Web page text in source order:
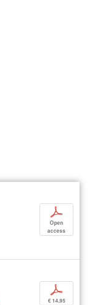
p
Open
access
p
€ 14,95